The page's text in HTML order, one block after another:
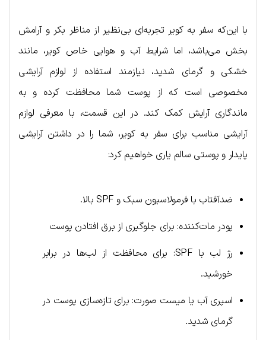
با این‌که سفر به کویر تجربه‌ای بی‌نظیر از مناظر بکر و آرامش
بخش می‌باشد، اما شرایط آب و هوایی خاص کویر، مانند
خشکی و گرمای شدید، نیازمند استفاده از لوازم آرایشی
مخصوصی است که از پوست شما محافظت کرده و به
ماندگاری آرایش کمک کند. در این قسمت، با معرفی لوازم
آرایشی مناسب برای سفر به کویر، شما را در داشتن آرایشی
پایدار و پوستی سالم یاری خواهیم کرد:
ضدآفتاب با فرمولاسیون سبک و SPF بالا.
پودر مات‌کننده: برای جلوگیری از برق افتادن پوست
رژ لب با SPF: برای محافظت از لب‌ها در برابر
خورشید.
اسپری آب یا میست صورت: برای تازه‌سازی پوست در
گرمای شدید.